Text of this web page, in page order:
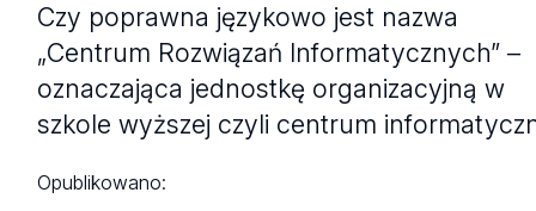
Czy poprawna językowo jest nazwa
„Centrum Rozwiązań Informatycznych” –
oznaczająca jednostkę organizacyjną w
szkole wyższej czyli centrum
Opublikowano: